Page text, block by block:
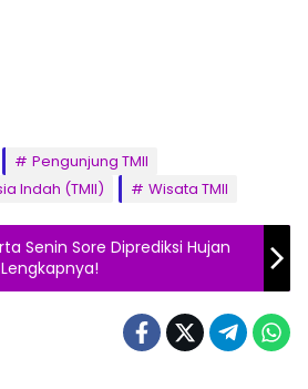
Pengunjung TMII
Indah (TMII)
Wisata TMII
Senin Sore Diprediksi Hujan